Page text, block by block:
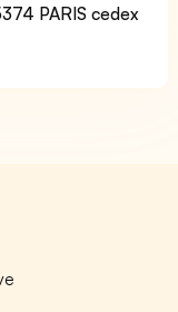
PARIS cedex